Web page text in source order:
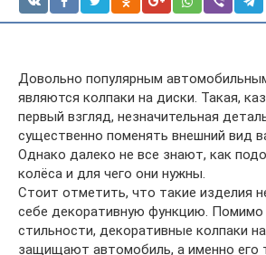
Довольно популярным
являются колпаки на диски. Такая,
первый взгляд, незначительная
существенно поменять внешний вид
Однако далеко не все знают, как
колёса и для чего они нужны.
Стоит отметить, что такие изделия
себе декоративную функцию. Помимо
стильности, декоративные колпаки
защищают автомобиль, а именно его